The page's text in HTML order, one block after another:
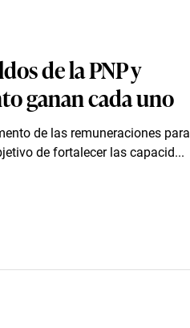
de la PNP y
ganan cada uno
de las remuneraciones para
de fortalecer las capacid...